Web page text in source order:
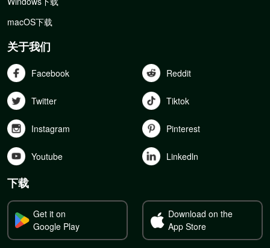
macOS下载
关于我们
Facebook Reddit
Twitter Tiktok
Instagram Pinterest
Youtube Linkedln
下载
Get it on
Google Play
Download on the
App Store